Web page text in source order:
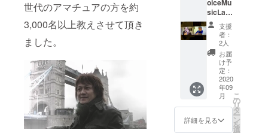
世代のアマチュアの方を約
3,000名以上教えさせて頂き
ました。
カウン
ト適
用）
→￥2,5
00のデ
ポジッ
ト ※
コー
ス、受
講料は
こちら
をご覧
くださ
せて頂
きま
す。 ※
消費税
は含み
ませ
ん。
例）60
分コー
￥5,000
￥5,500
時を伺わせて頂
きます。 ※消費
税は含みませ
ん。 例）60分
￥5,000（税込
￥5,500）× 4回
￥18,500（従来
の￥1,500ディス
カウント適用/税
抜き）→￥5,500
のデポジット
oiceMu
sicLand
から、
選べる
お得な
レッス
ン予約
券】 ①
オンラ
イン
レッス
ン 8回
（60分
× 8回）
支援
者：
2人
お届
け予
定：
2020
年09
月
詳細を見る
こ
の
リ
タ
ー
ン
を
選